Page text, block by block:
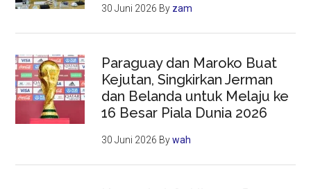
30 Juni 2026 By zam
Paraguay dan Maroko Buat
Kejutan, Singkirkan Jerman
dan Belanda untuk Melaju ke
16 Besar Piala Dunia 2026
30 Juni 2026 Bywah